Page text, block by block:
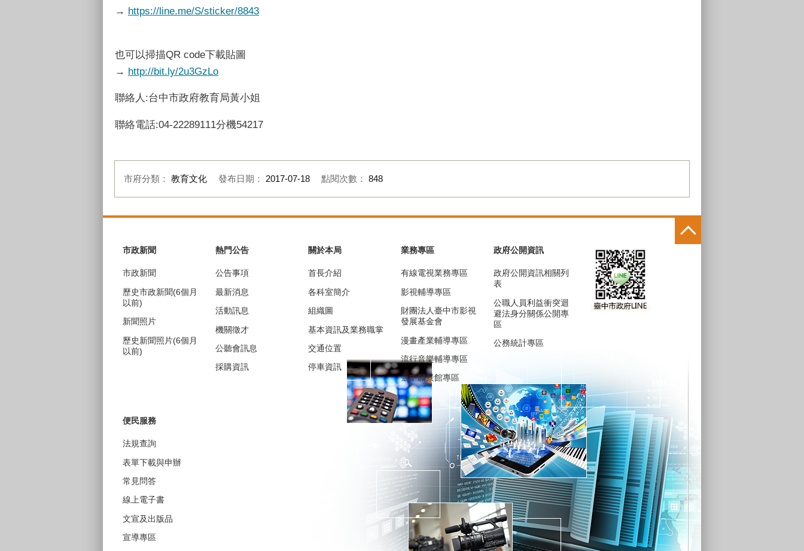
→ https://line.me/S/sticker/8843
也可以掃描QR code下載貼圖
→ http://bit.ly/2u3GzLo
聯絡人:台中市政府教育局黃小姐
聯絡電話:04-22289111分機54217
市府分類： 教育文化 發布日期： 2017-07-18 點閱次數： 848
市政新聞
市政新聞
歷史市政新聞(6個月
以前)
新聞照片
歷史新聞照片(6個月
以前)
熱門公告
公告事項
最新消息
活動訊息
機關徵才
公聽會訊息
採購資訊
關於本局
首長介紹
各科室簡介
組織圖
基本資訊及業務職掌
交通位置
停車資訊
業務專區
有線電視業務專區
影視輔導專區
財團法人臺中市影視
發展基金會
漫畫產業輔導專區
流行音樂輔導專區
臺中願景館專區
政府公開資訊
政府公開資訊相關列
表
公職人員利益衝突迴
避法身分關係公開專
區
公務統計專區
便民服務
法規查詢
表單下載與申辦
常見問答
線上電子書
文宣及出版品
宣導專區